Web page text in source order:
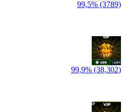
99,5% (3789)
99,9% (38,302)